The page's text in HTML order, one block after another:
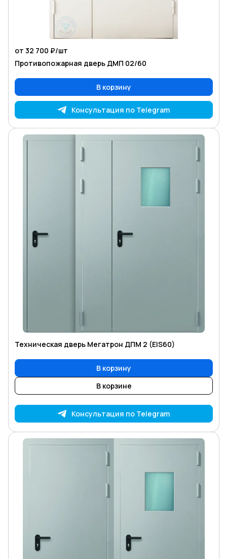
от 32 700 ₽/шт
Противопожарная дверь ДМП 02/60
В корзину
Консультация по Telegram
Техническая дверь Мегатрон ДПМ 2 (EIS60)
В корзину
В корзине
Консультация по Telegram